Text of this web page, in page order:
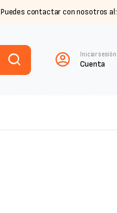
Puedes contactar con nosotros al:
Iniciar sesión
Cuenta